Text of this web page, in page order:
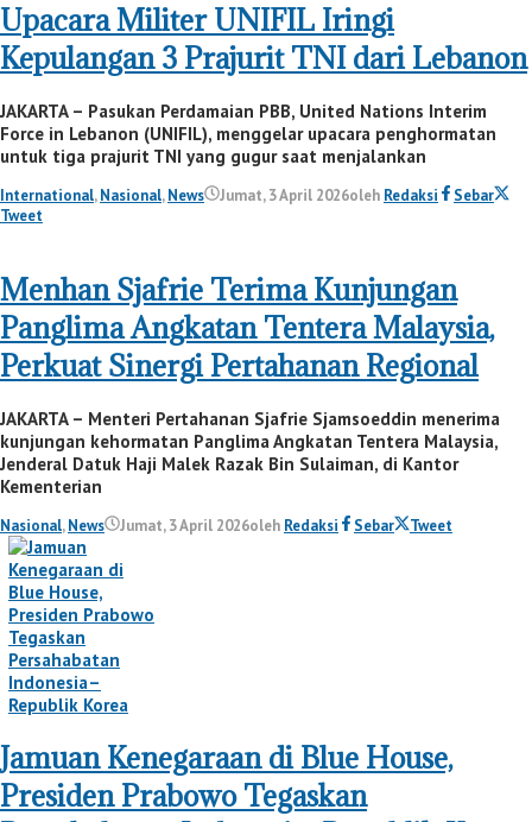
Upacara Militer UNIFIL Iringi
Kepulangan 3 Prajurit TNI dari Lebanon
JAKARTA – Pasukan Perdamaian PBB, United Nations Interim
Force in Lebanon (UNIFIL), menggelar upacara penghormatan
untuk tiga prajurit TNI yang gugur saat menjalankan
International,Nasional,News Jumat, 3 April 2026oleh Redaksi
Sebar
Tweet
Menhan Sjafrie Terima Kunjungan
Panglima Angkatan Tentera Malaysia,
Perkuat Sinergi Pertahanan Regional
JAKARTA – Menteri Pertahanan Sjafrie Sjamsoeddin menerima
kunjungan kehormatan Panglima Angkatan Tentera Malaysia,
Jenderal Datuk Haji Malek Razak Bin Sulaiman, di Kantor
Kementerian
Nasional,News Jumat, 3 April 2026oleh Redaksi Sebar Tweet
Jamuan Kenegaraan di Blue House,
Presiden Prabowo Tegaskan